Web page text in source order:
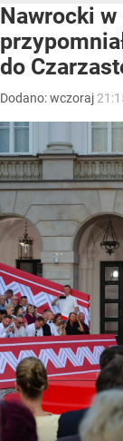
Nawrocki
do
Dodano:wczoraj